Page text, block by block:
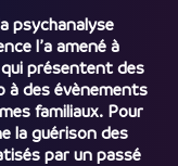
psychanalyse
l’a amené à
présentent des
des évènements
familiaux. Pour
la guérison des
par un passé